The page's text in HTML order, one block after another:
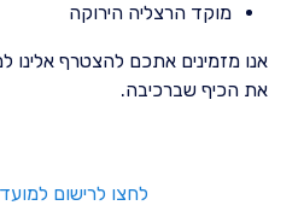
מוקד הרצליה הירוקה
אנו מזמינים אתכם להצטרף אלינו
את הכיף שברכיבה.